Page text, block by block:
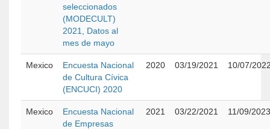
seleccionados
(MODECULT)
2021, Datos al
mes de mayo
Mexico
Encuesta Nacional
de Cultura Cívica
(ENCUCI) 2020
2020 03/19/2021 10/07/
Mexico
Encuesta Nacional
de Empresas
2021 03/22/2021 11/09/2023